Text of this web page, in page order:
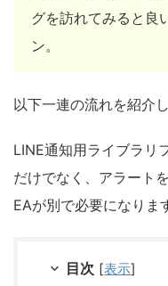
グを訪れてみると良
ン。
以下一連の流れを紹介し
LINE通知用ライブラリ
だけでなく、アラート
EAが別で必要になりま
目次 [表示]